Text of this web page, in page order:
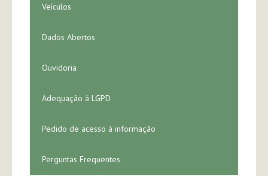
Veículos
Dados Abertos
Ouvidoria
Adequação à LGPD
Pedido de acesso à informação
Perguntas Frequentes